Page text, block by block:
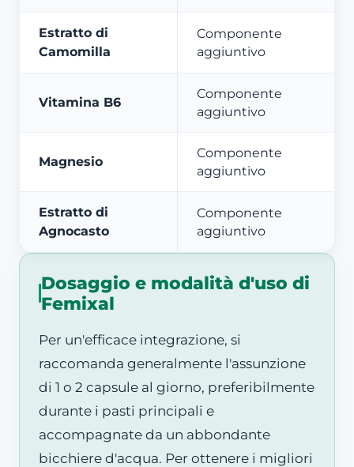
Estratto di
Camomilla
Componente
aggiuntivo
Vitamina B6
Componente
aggiuntivo
Magnesio
Componente
aggiuntivo
Estratto di
Agnocasto
Componente
aggiuntivo
Dosaggio e modalità d'uso di
Femixal
Per un'efficace integrazione, si
raccomanda generalmente l'assunzione
di 1 o 2 capsule al giorno, preferibilmente
durante i pasti principali e
accompagnate da un abbondante
bicchiere d'acqua. Per ottenere i migliori